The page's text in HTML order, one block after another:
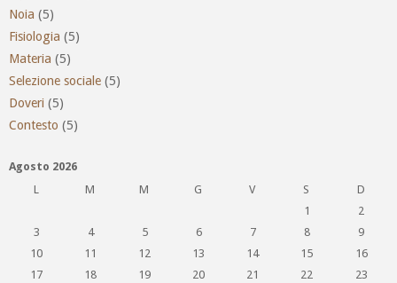
Noia (5)
Fisiologia (5)
Materia (5)
Selezione sociale (5)
Doveri (5)
Contesto (5)
Agosto 2026
L
M M G V S
D
1
2
3
4 5 6 7 8
9
10
11 12 13 14 15
16
17
18 19 20 21 22
23